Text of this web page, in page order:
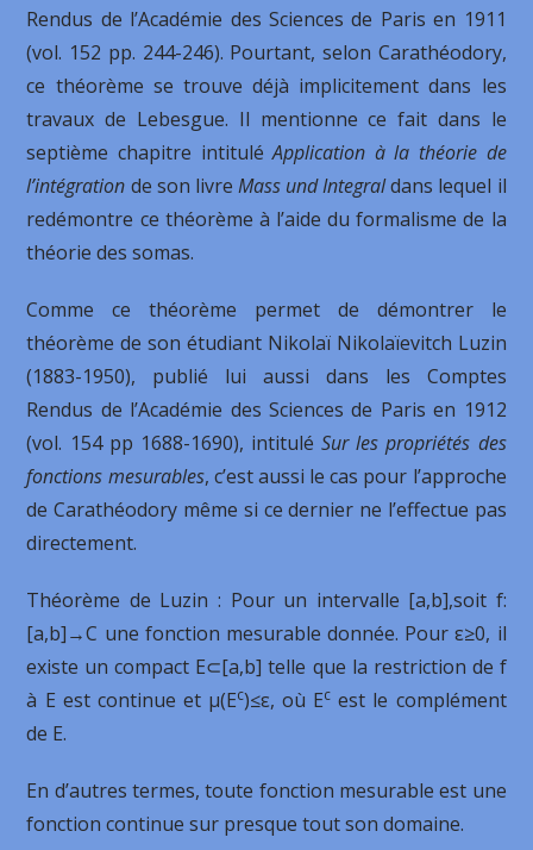
Rendus de l’Académie des Sciences de Paris en 1911
(vol. 152 pp. 244-246). Pourtant, selon Carathéodory,
ce théorème se trouve déjà implicitement dans les
travaux de Lebesgue. Il mentionne ce fait dans le
septième chapitre intituléApplication à la théorie de
l’intégration de son livre Mass und Integraldans lequel il
redémontre ce théorème à l’aide du formalisme de la
théorie des somas.
Comme ce théorème permet de démontrer le
théorème de son étudiant Nikolaï Nikolaïevitch Luzin
(1883-1950), publié lui aussi dans les Comptes
Rendus de l’Académie des Sciences de Paris en 1912
(vol. 154 pp 1688-1690), intituléSur les propriétés des
fonctions mesurables, c’est aussi le cas pour l’approche
de Carathéodory même si ce dernier ne l’effectue pas
directement.
Théorème de Luzin : Pour un intervalle [a,b],soit f:
[a,b]→C une fonction mesurable donnée. Pour ε≥0, il
existe un compact E⊂[a,b] telle que la restriction de f
à E est continue et μ(Ec)≤ε, où Ec est le complément
de E.
En d’autres termes, toute fonction mesurable est une
fonction continue sur presque tout son domaine.